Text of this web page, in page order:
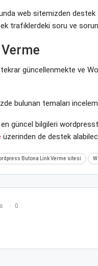
web sitemizden destek
trafiklerdeki soru ve
güncellenmekte ve
bulunan temaları
güncel bilgileri
üzerinden de destek
Butona Link Verme sitesi
0